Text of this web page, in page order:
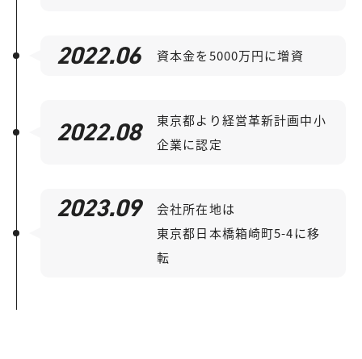
2022.06 資本金を5000万円に増資
2022.08
東京都より経営革新計画中小
企業に認定
2023.09
会社所在地は
東京都日本橋箱崎町5-4に移
転